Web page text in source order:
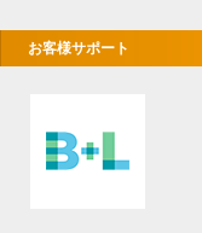
お客様サポート